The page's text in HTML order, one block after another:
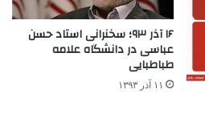
۱۶ آذر ۹۳؛ سخنرانی استاد حسن
عباسی در دانشگاه علامه
طباطبایی
۱۱ آذر ۱۳۹۳